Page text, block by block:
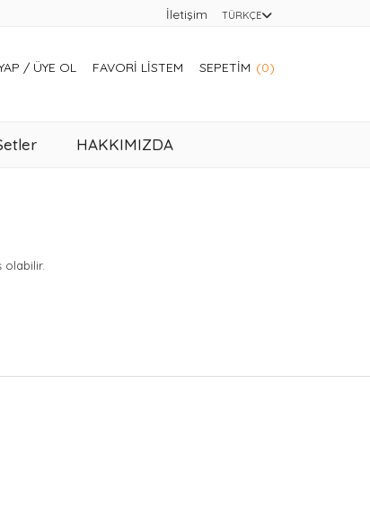
İletişim TÜRKÇE
/ ÜYE OL FAVORI LISTEM SEPETIM (0)
HAKKIMIZDA
olabilir.